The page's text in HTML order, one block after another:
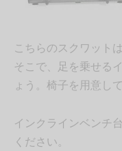
こちらのスクワット
そこで、足を乗せる
ょう。椅子を用意し
インクラインベンチ
ください。